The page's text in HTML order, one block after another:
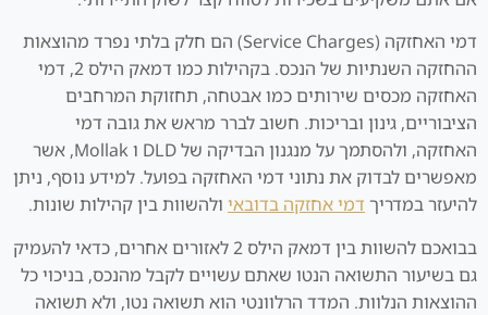
דמי האחזקה (Service Charges) הם חלק בלתי נפרד מהוצאות
ההחזקה השנתיות של הנכס. בקהילות כמו דמאק הילס 2, דמי
האחזקה מכסים שירותים כמו אבטחה, תחזוקת המרחבים
הציבוריים, גינון ובריכות. חשוב לברר מראש את גובה דמי
האחזקה, ולהסתמך על מנגנון הבדיקה של DLD ו Mollak, אשר
מאפשרים לבדוק את נתוני דמי האחזקה בפועל. למידע נוסף, ניתן
להיעזר במדריך דמי אחזקה בדובאי ולהשוות בין קהילות שונות.
בבואכם להשוות בין דמאק הילס 2 לאזורים אחרים, כדאי להעמיק
גם בשיעור התשואה הנטו שאתם עשויים לקבל מהנכס, בניכוי כל
ההוצאות הנלוות. המדד הרלוונטי הוא תשואה נטו, ולא תשואה